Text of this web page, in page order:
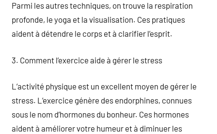
Parmi les autres techniques, on trouve la respiration
profonde, le yoga et la visualisation. Ces pratiques
aident à détendre le corps et à clarifier l’esprit.
3. Comment l’exercice aide à gérer le stress
L’activité physique est un excellent moyen de gérer le
stress. L’exercice génère des endorphines, connues
sous le nom d’hormones du bonheur. Ces hormones
aident à améliorer votre humeur et à diminuer les